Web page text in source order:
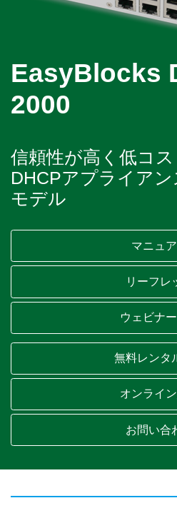
EasyBlocks
2000
信頼性が高く低コ
DHCPアプライア
モデル
マニュ
リーフレ
ウェビナ
無料レンタ
オンライ
お問い合